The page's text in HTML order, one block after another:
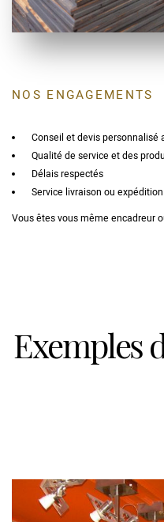
NOS ENGAGEMENTS
Conseil et devis personnalisé
Qualité de service et des
Délais respectés
Service livraison ou expédition
Vous êtes vous même encadreur
Exemples